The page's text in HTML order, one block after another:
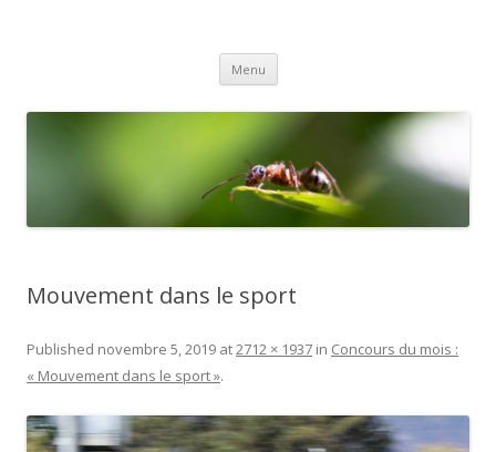
Menu Aller
contenu
Mouvement dans le sport
Published novembre 5, 2019 at2712 × 1937 in Concours du mois :
« Mouvement dans le sport ».